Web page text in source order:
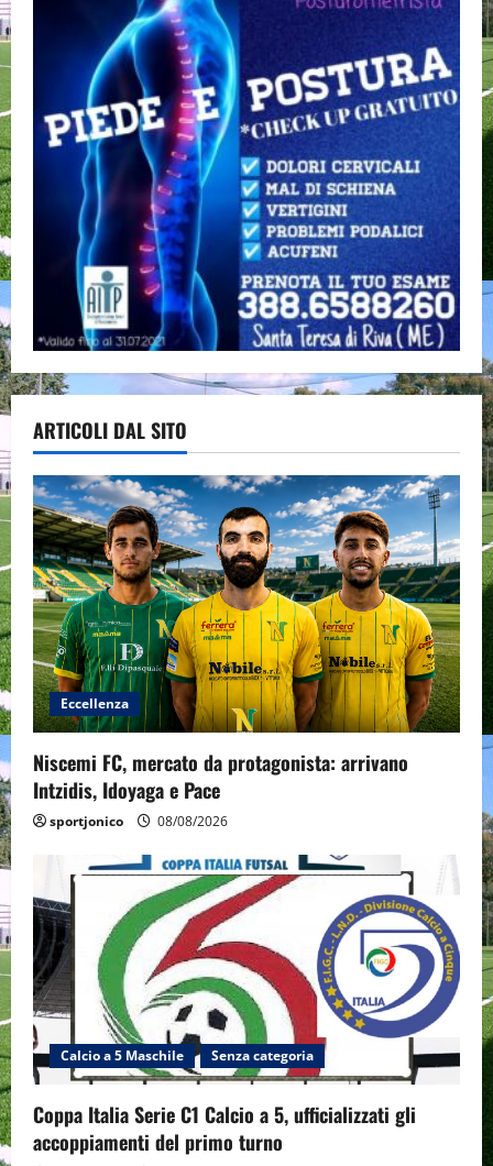
ARTICOLI DAL SITO
Eccellenza
Niscemi FC, mercato da protagonista: arrivano
Intzidis, Idoyaga e Pace
sportjonico 08/08/2026
Calcio a 5 Maschile Senza categoria
Coppa Italia Serie C1 Calcio a 5, ufficializzati gli
accoppiamenti del primo turno